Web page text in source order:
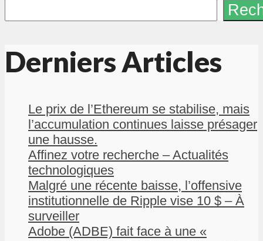
Derniers Articles
Le prix de l’Ethereum se stabilise, mais
l’accumulation continues laisse présager
une hausse.
Affinez votre recherche – Actualités
technologiques
Malgré une récente baisse, l’offensive
institutionnelle de Ripple vise 10 $ – À
surveiller
Adobe (ADBE) fait face à une «